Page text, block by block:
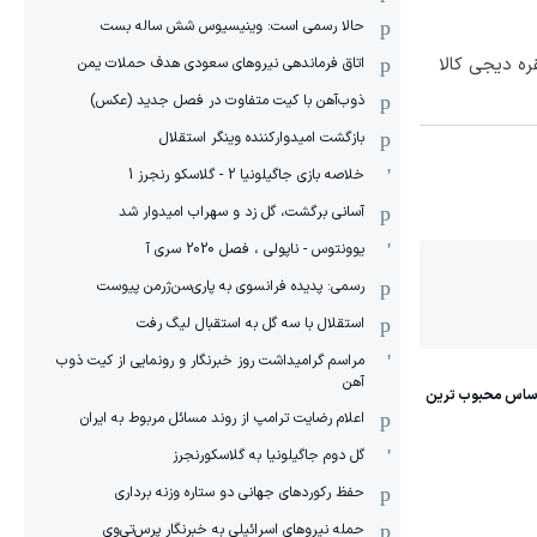
دیجی کالا
حالا رسمی است: وینیسیوس شش ساله بست
اتاق فرماندهی نیروهای سعودی هدف حملات یمن
ذوب‌آهن با کیت متفاوت در فصل جدید (عکس)
بازگشت امیدوارکننده وینگر استقلال
خلاصه بازی جاگیلونیا 2 - گلاسکو رنجرز 1
آسانی برگشت، گل زد و سهراب امیدوار شد
یوونتوس - ناپولی ، فصل 2020 سری آ
رسمی: پدیده فرانسوی به پاری‌سن‌ژرمن پیوست
استقلال با سه گل به استقبال لیگ رفت
مراسم گرامیداشت روز خبرنگار و رونمایی از کیت ذوب
آهن
اعلام رضایت ترامپ از روند مسائل مربوط به ایران
گل دوم جاگیلونیا به گلاسکورنجرز
حفظ رکوردهای جهانی دو ستاره وزنه برداری
حمله نیروهای اسرائیلی به خبرنگار پرس‌تی‌وی